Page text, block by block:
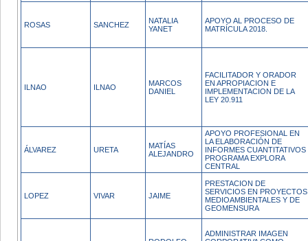
ROSAS SANCHEZ
NATALIA
YANET
APOYO AL PROCESO DE
MATRÍCULA 2018.
ILNAO ILNAO
MARCOS
DANIEL
FACILITADOR Y ORADOR
EN APROPIACION E
IMPLEMENTACION DE LA
LEY 20.911
ÁLVAREZ URETA
MATÍAS
ALEJANDRO
APOYO PROFESIONAL EN
LA ELABORACIÓN DE
INFORMES CUANTITATIVOS
PROGRAMA EXPLORA
CENTRAL
LOPEZ VIVAR JAIME
PRESTACION DE
SERVICIOS EN PROYECTOS
MEDIOAMBIENTALES Y DE
GEOMENSURA
ADMINISTRAR IMAGEN